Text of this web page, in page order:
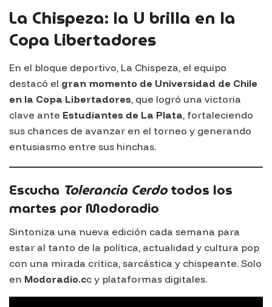
La Chispeza: la U brilla en la
Copa Libertadores
En el bloque deportivo, La Chispeza, el equipo
destacó el gran momento de Universidad de Chile
en la Copa Libertadores, que logró una victoria
clave ante Estudiantes de La Plata, fortaleciendo
sus chances de avanzar en el torneo y generando
entusiasmo entre sus hinchas.
Escucha Tolerancia Cerdotodos los
martes por Modoradio
Sintoniza una nueva edición cada semana para
estar al tanto de la política, actualidad y cultura pop
con una mirada crítica, sarcástica y chispeante. Solo
en Modoradio.cc y plataformas digitales.